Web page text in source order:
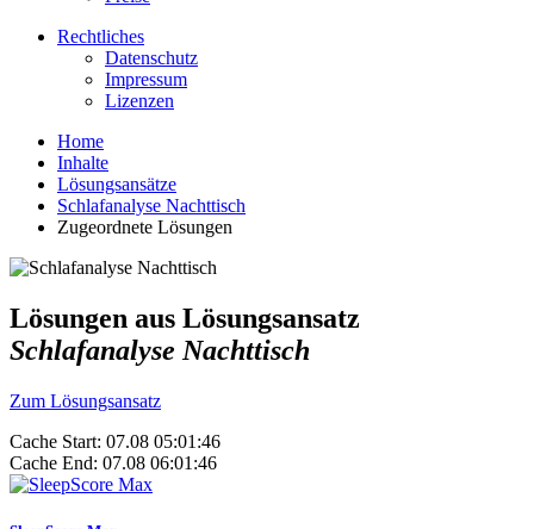
Rechtliches
Datenschutz
Impressum
Lizenzen
Home
Inhalte
Lösungsansätze
Schlafanalyse Nachttisch
Zugeordnete Lösungen
Lösungen aus Lösungsansatz
Schlafanalyse Nachttisch
Zum Lösungsansatz
Cache Start: 07.08 05:01:46
Cache End: 07.08 06:01:46